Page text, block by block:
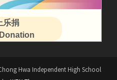
乐捐
Hwa Independent High School